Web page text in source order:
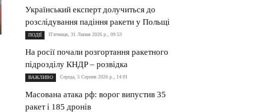
Український експерт долучиться до
розслідування падіння ракети у Польщі
ПОДІЇ П’ятниця, 31 Липня 2026 р., 09:53
На росії почали розгортання ракетного
підрозділу КНДР – розвідка
ВАЖЛИВО Середа, 5 Серпня 2026 р., 14:01
Масована атака рф: ворог випустив 35
ракет і 185 дронів